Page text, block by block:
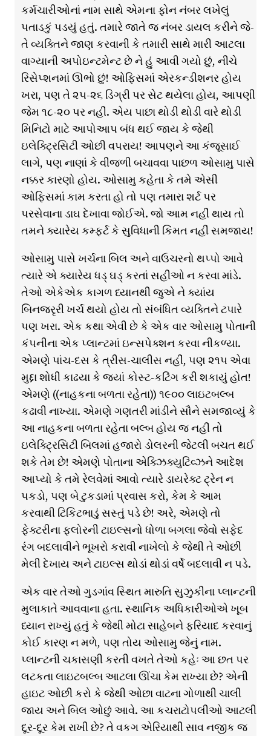
કર્મચારીઓનાં નામ સાથે એમના ફોન નંબર લખેલું
પતાડકું પડયું હતું. તમારે જાતે જ નંબર ડાયલ કરીને જે-
તે વ્યક્તિને જાણ કરવાની કે તમારી સાથે મારી આટલા
વાગ્યાની અપોઇન્ટમેન્ટ છે ને હું આવી ગયો છું, નીચે
રિસેપ્શનમાં ઊભો છું! ઓફિસમાં એરકન્ડીશનર હોય
ખરા, પણ તે ૨૫-૨૬ ડિગ્રી પર સેટ થયેલા હોય, આપણી
જેમ ૧૮-૨૦ પર નહીં. એય પાછા થોડી થોડી વારે થોડી
મિનિટો માટે આપોઆપ બંધ થઈ જાય કે જેથી
ઇલેક્ટ્રિસિટી ઓછી વપરાય! આપણને આ કંજૂસાઈ
લાગે, પણ નાણાં કે વીજળી બચાવવા પાછળ ઓસામુ પાસે
નક્કર કારણો હોય. ઓસામુ કહેતા કે તમે એસી
ઓફિસમાં કામ કરતા હો તો પણ તમારા શર્ટ પર
પરસેવાના ડાઘ દેખાવા જોઈએ. જો આમ નહીં થાય તો
તમને ક્યારેય કમ્ફર્ટ કે સુવિધાની કિંમત નહીં સમજાય!
ઓસામુ પાસે ખર્ચના બિલ અને વાઉચરનો થપ્પો આવે
ત્યારે એ ક્યારેય ધડ્ ઘડ્ કરતાં સહીઓ ન કરવા માંડે.
તેઓ એકેએક કાગળ ધ્યાનથી જુએ ને ક્યાંય
બિનજરૃરી ખર્ચ થયો હોય તો સંબંધિત વ્યક્તિને ટપારે
પણ ખરા. એક કથા એવી છે કે એક વાર ઓસામુ પોતાની
કંપનીના એક પ્લાન્ટમાં ઇન્સપેક્શન કરવા નીકળ્યા.
એમણે પાંચ-દસ કે ત્રીસ-ચાલીસ નહીં, પણ ૨૧૫ એવા
મુદ્દા શોધી કાઢયા કે જ્યાં કોસ્ટ-કટિંગ કરી શકાયું હોત!
એમણે ((નાહકના બળતા રહેતા)) ૧૯૦૦ લાઇટબલ્બ
કઢાવી નાખ્યા. એમણે ગણતરી માંડીને સૌને સમજાવ્યું કે
આ નાહકના બળતા રહેતા બલ્બ હોય જ નહીં તો
ઇલેક્ટ્રિસિટી બિલમાં હજારો ડોલરની જેટલી બચત થઈ
શકે તેમ છે! એમણે પોતાના એક્ઝિક્યુટિવ્ઝને આદેશ
આપ્યો કે તમે રેલવેમાં આવો ત્યારે ડાયરેક્ટ ટ્રેન ન
પકડો, પણ બે ટુકડામાં પ્રવાસ કરો, કેમ કે આમ
કરવાથી ટિકિટભાડું સસ્તું પડે છે! અરે, એમણે તો
ફેક્ટરીના ફ્લોરની ટાઇલ્સનો ધોળા બગલા જેવો સફેદ
રંગ બદલાવીને ભૂખરો કરાવી નાખેલો કે જેથી તે ઓછી
મેલી દેખાય અને ટાઇલ્સ થોડાં થોડાં વર્ષે બદલાવી ન પડે.
એક વાર તેઓ ગુડગાંવ સ્થિત મારુતિ સુઝુકીના પ્લાન્ટની
મુલાકાતે આવવાના હતા. સ્થાનિક અધિકારીઓએ ખૂબ
ધ્યાન રાખ્યું હતું કે જેથી મોટા સાહેબને ફરિયાદ કરવાનું
કોઈ કારણ ન મળે, પણ તોય ઓસામુ જેનું નામ.
પ્લાન્ટની ચકાસણી કરતી વખતે તેઓ કહેઃ આ છત પર
લટકતા લાઇટબલ્બ આટલા ઊંચા કેમ રાખ્યા છે? એની
હાઇટ ઓછી કરો કે જેથી ઓછા વાટના ગોળાથી ચાલી
જાય અને બિલ ઓછું આવે. આ કચરાટોપલીઓ આટલી
દૂર-દૂર કેમ રાખી છે? તે વકગ એરિયાથી સાવ નજીક જ